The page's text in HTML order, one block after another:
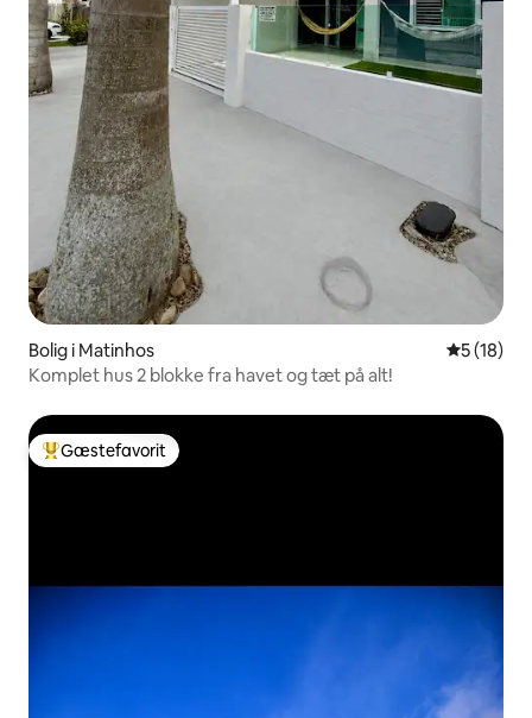
Bolig i Matinhos 5 ud af 5 i
5 (18)
Komplet hus 2 blokke fra havet og tæt på alt!
Bedste gæstefavorit
Gæstefavorit